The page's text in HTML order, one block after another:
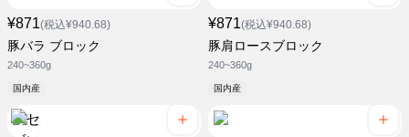
¥871(税込¥940.68)
豚バラ ブロック
240~360g
国内産
¥871(税込¥940.68)
豚肩ロースブロック
240~360g
国内産